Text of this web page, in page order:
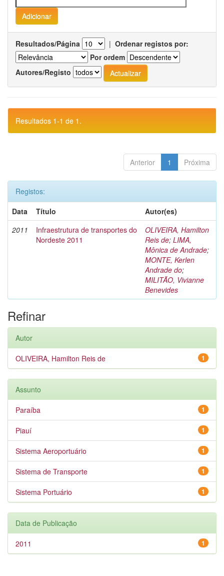
Resultados/Página | Ordenar registos por:
Por ordem
Autores/Registo
Resultados 1-1 de 1.
Anterior 1 Próxima
Registos:
Data
Título
Autor(es)
2011
Infraestrutura de transportes do
Nordeste 2011
OLIVEIRA, Hamilton
Reis de; LIMA,
Mônica de Andrade;
MONTE, Kerlen
Andrade do;
MILITÃO, Vivianne
Benevides
Refinar
Autor
1
OLIVEIRA, Hamilton Reis de
Assunto
1
Paraíba
1
Piauí
1
Sistema Aeroportuário
1
Sistema de Transporte
1
Sistema Portuário
Data de Publicação
1
2011